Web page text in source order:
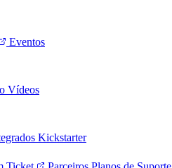
Eventos
Vídeos
Kickstarter